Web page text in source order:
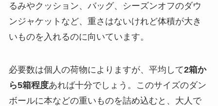
るみやクッション、バッグ、シーズンオフのダウ
ンジャケットなど、 重さはないけれど体積が大き
いものを入れるのに向いています。
必要数は個人の荷物によりますが、平均して2箱か
ら5箱程度あれば十分でしょう。このサイズのダン
ボールに本などの重いものを詰め込むと、大人で